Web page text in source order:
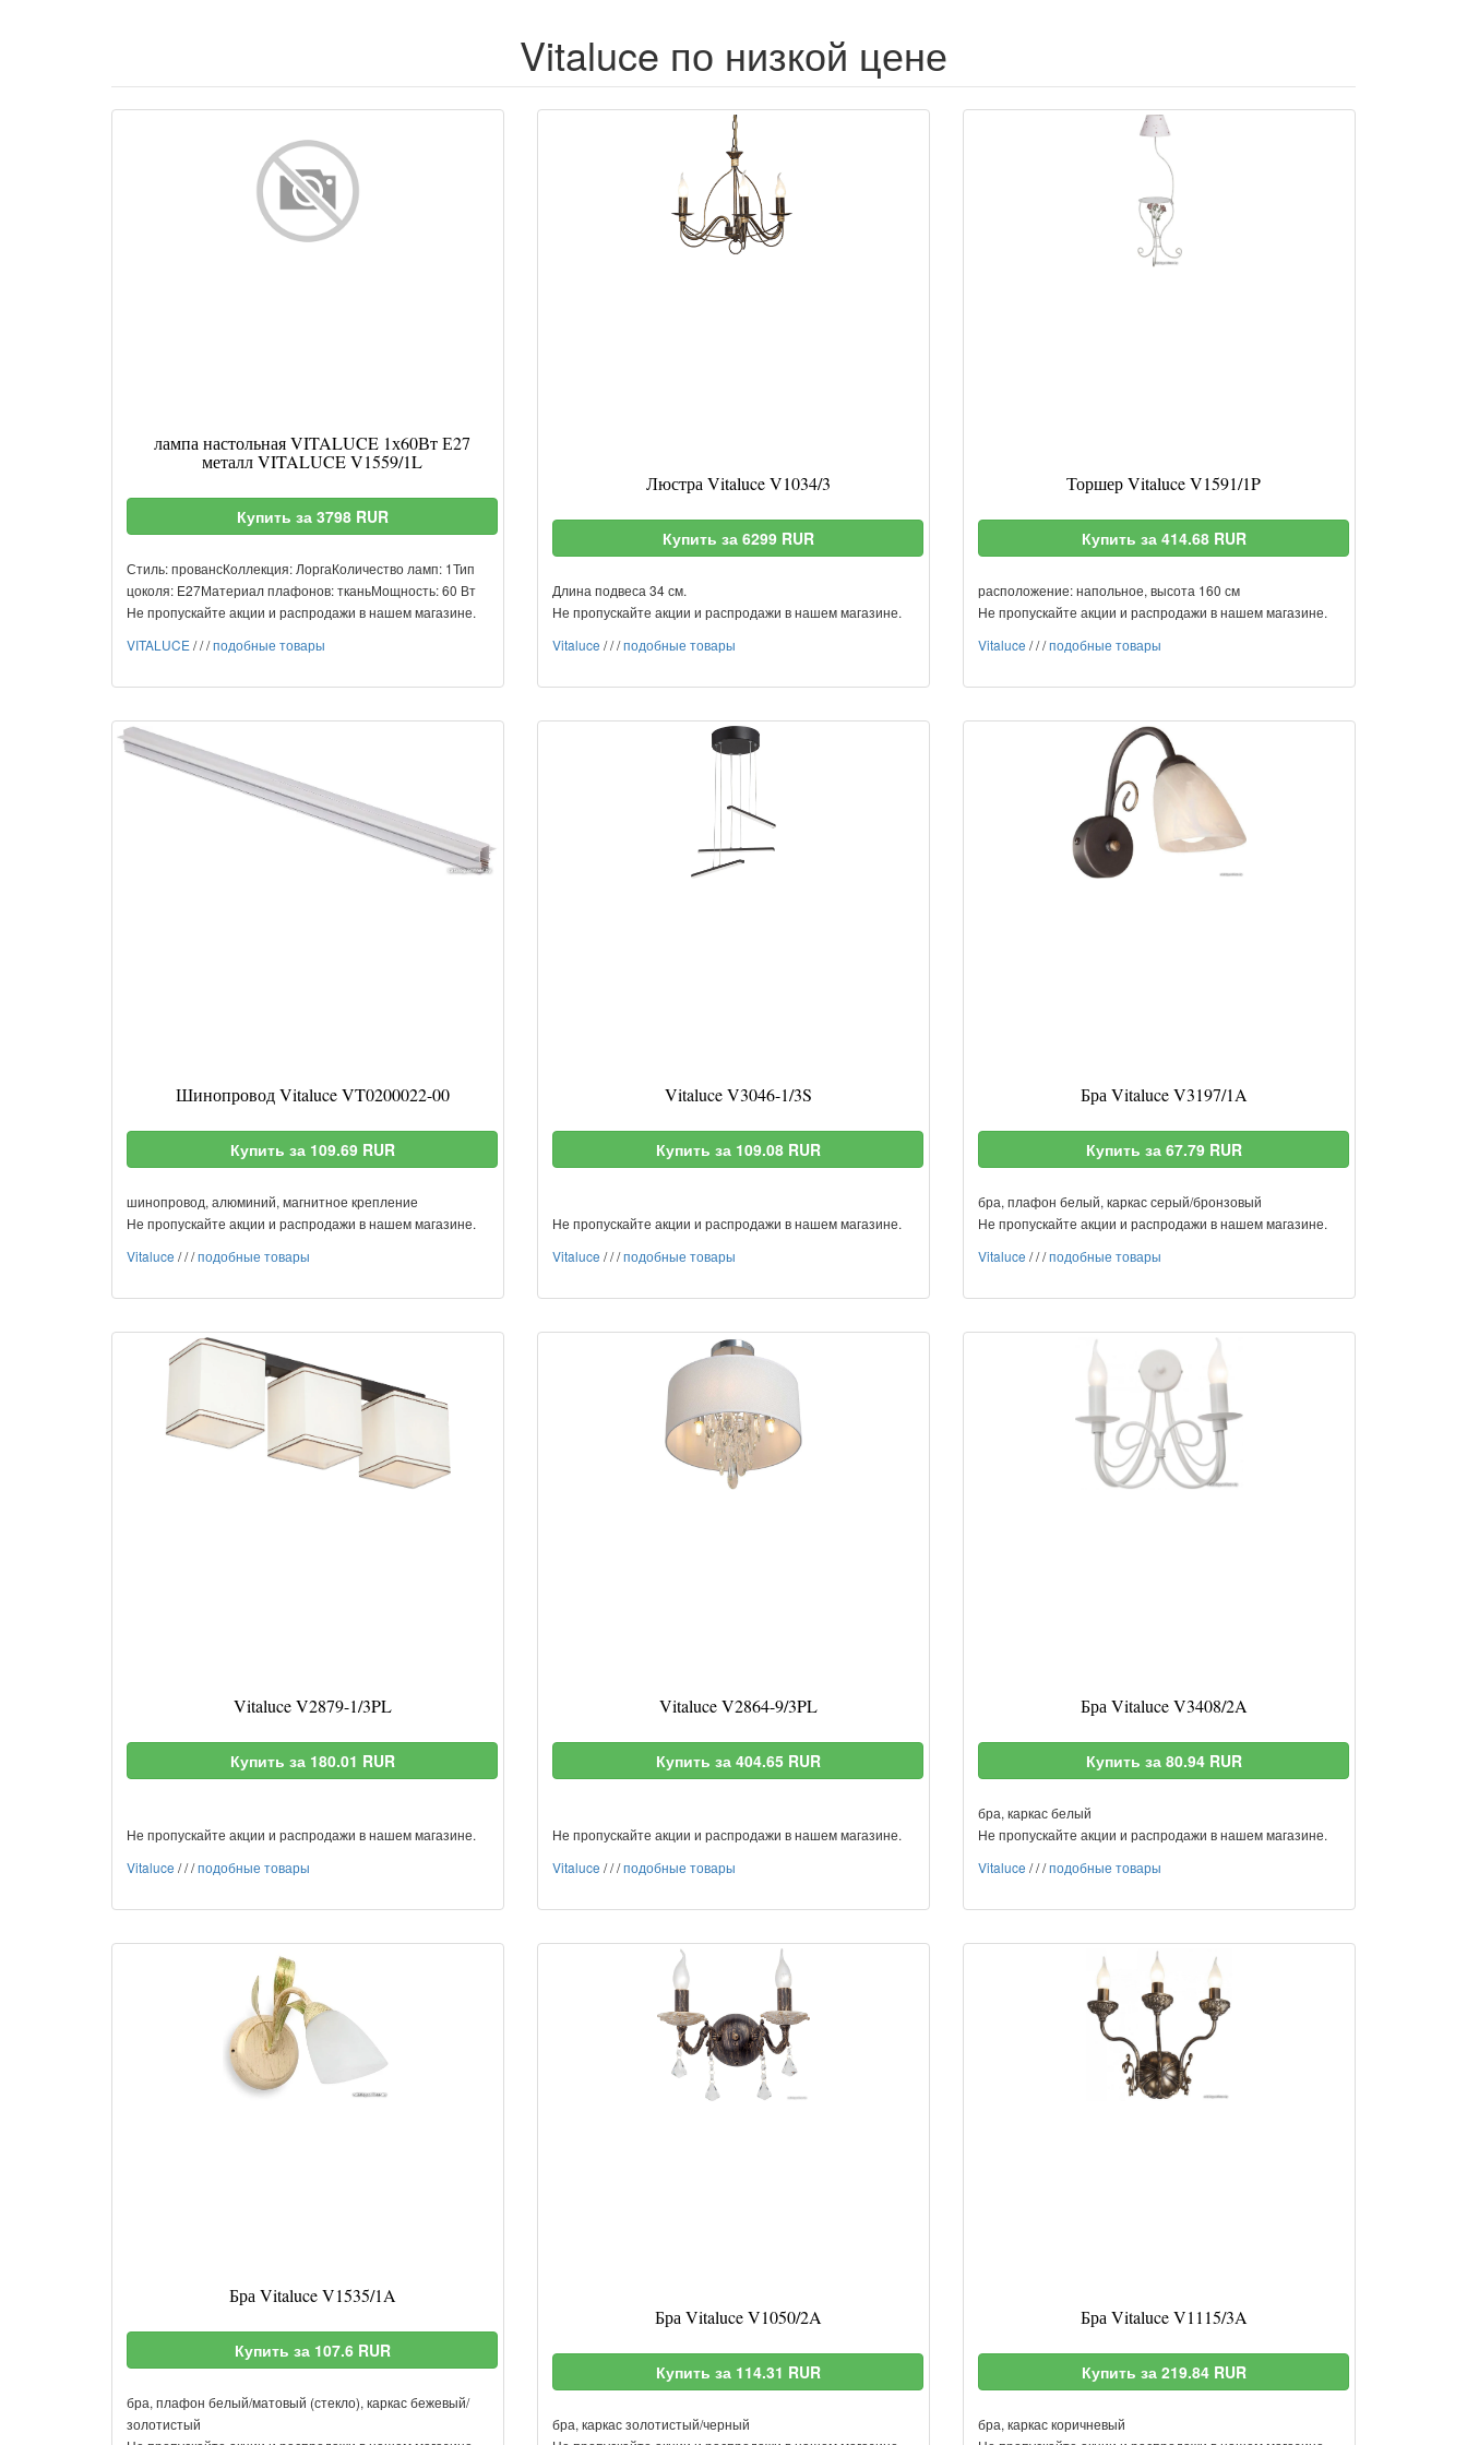
Vitaluce по низкой цене
лампа настольная VITALUCE 1х60Вт Е27
металл VITALUCE V1559/1L
Купить за 3798 RUR
Стиль: провансКоллекция: ЛоргаКоличество ламп: 1Тип
цоколя: E27Материал плафонов: тканьМощность: 60 Вт
Не пропускайте акции и распродажи в нашем магазине.
VITALUCE ///подобные товары
Люстра Vitaluce V1034/3
Купить за 6299 RUR
Длина подвеса 34 см.
Не пропускайте акции и распродажи в нашем магазине.
Vitaluce ///подобные товары
Торшер Vitaluce V1591/1P
Купить за 414.68 RUR
расположение: напольное, высота 160 см
Не пропускайте акции и распродажи в нашем магазине.
Vitaluce ///подобные товары
Шинопровод Vitaluce VT0200022-00
Купить за 109.69 RUR
шинопровод, алюминий, магнитное крепление
Не пропускайте акции и распродажи в нашем магазине.
Vitaluce ///подобные товары
Vitaluce V3046-1/3S
Купить за 109.08 RUR
Не пропускайте акции и распродажи в нашем магазине.
Vitaluce ///подобные товары
Бра Vitaluce V3197/1A
Купить за 67.79 RUR
бра, плафон белый, каркас серый/бронзовый
Не пропускайте акции и распродажи в нашем магазине.
Vitaluce ///подобные товары
Vitaluce V2879-1/3PL
Купить за 180.01 RUR
Не пропускайте акции и распродажи в нашем магазине.
Vitaluce ///подобные товары
Vitaluce V2864-9/3PL
Купить за 404.65 RUR
Не пропускайте акции и распродажи в нашем магазине.
Vitaluce ///подобные товары
Бра Vitaluce V3408/2A
Купить за 80.94 RUR
бра, каркас белый
Не пропускайте акции и распродажи в нашем магазине.
Vitaluce ///подобные товары
Бра Vitaluce V1535/1A
Купить за 107.6 RUR
бра, плафон белый/матовый (стекло), каркас бежевый/
золотистый
Бра Vitaluce V1050/2A
Купить за 114.31 RUR
бра, каркас золотистый/черный
Бра Vitaluce V1115/3A
Купить за 219.84 RUR
бра, каркас коричневый